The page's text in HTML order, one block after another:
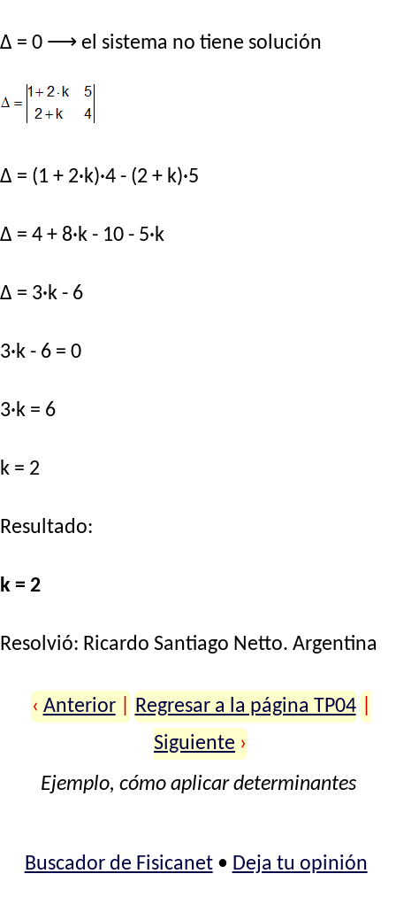
Δ = 0 ⟶ el sistema no tiene solución
Δ = (1 + 2·k)·4 - (2 + k)·5
Δ = 4 + 8·k - 10 - 5·k
Δ = 3·k - 6
3·k - 6 = 0
3·k = 6
k = 2
Resultado:
k = 2
Resolvió: Ricardo Santiago Netto. Argentina
‹ Anterior Regresar a la página TP04
Siguiente ›
Ejemplo, cómo aplicar determinantes
Buscador de Fisicanet• Deja tu opinión